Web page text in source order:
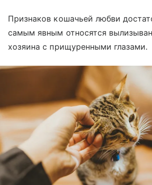
Признаков кошачьей любви
самым явным относятся
хозяина с прищуренными глазами.